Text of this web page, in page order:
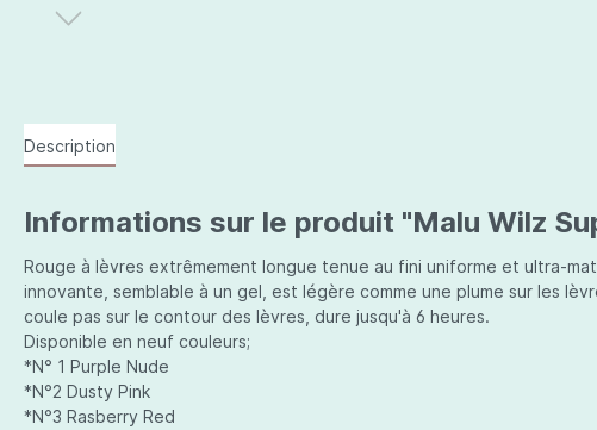
Description
Informations sur le produit "Malu Wilz
Rouge à lèvres extrêmement longue tenue au fini uniforme et ultra-
innovante, semblable à un gel, est légère comme une plume sur les
coule pas sur le contour des lèvres, dure jusqu'à 6 heures.
Disponible en neuf couleurs;
*N° 1 Purple Nude
*N°2 Dusty Pink
*N°3 Rasberry Red